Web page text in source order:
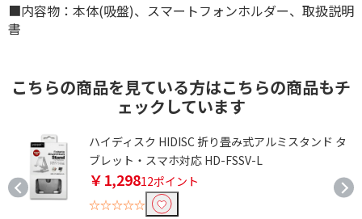
■内容物：本体(吸盤)、スマートフォンホルダー、取扱説明
書
こちらの商品を見ている方はこちらの商品もチ
ェックしています
ハイディスク HIDISC 折り畳み式アルミスタンド タ
ブレット・スマホ対応 HD-FSSV-L
￥1,29812ポイント
☆☆☆☆☆